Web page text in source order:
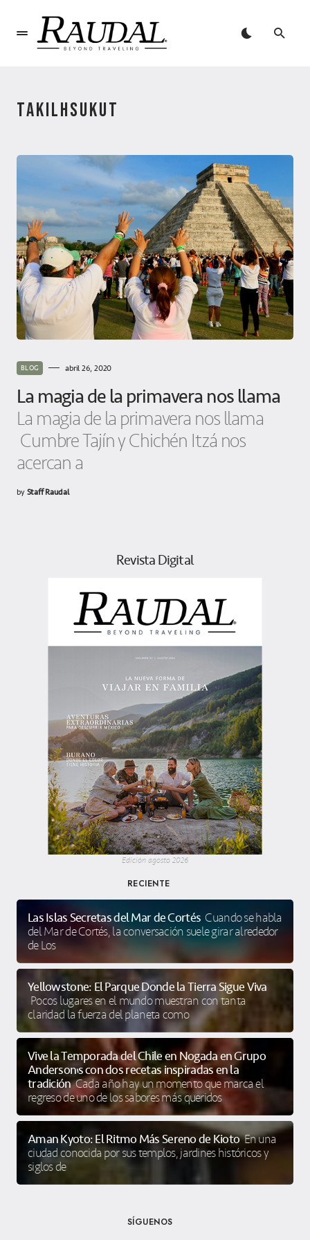
TAKILHSUKUT
BLOG abril 26, 2020
La magia de la primavera nos llama
La magia de la primavera nos llama
Cumbre Tajín y Chichén Itzá nos
acercan a
byStaff Raudal
Revista Digital
Edición agosto 2026
RECIENTE
Las Islas Secretas del Mar de Cortés Cuando se habla
del Mar de Cortés, la conversación suele girar alrededor
de Los
Yellowstone: El Parque Donde la Tierra Sigue Viva
Pocos lugares en el mundo muestran con tanta
claridad la fuerza del planeta como
Vive la Temporada del Chile en Nogada en Grupo
Anderson’s con dos recetas inspiradas en la
tradición Cada año hay un momento que marca el
regreso de uno de los sabores más queridos
Aman Kyoto: El Ritmo Más Sereno de Kioto En una
ciudad conocida por sus templos, jardines históricos y
siglos de
SÍGUENOS